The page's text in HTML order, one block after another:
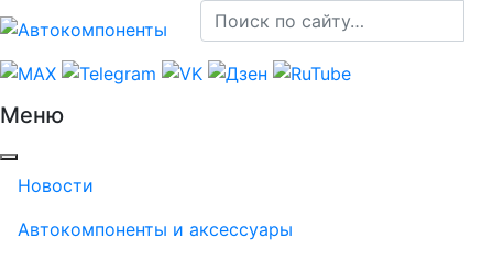
Меню
Новости
Автокомпоненты и аксессуары